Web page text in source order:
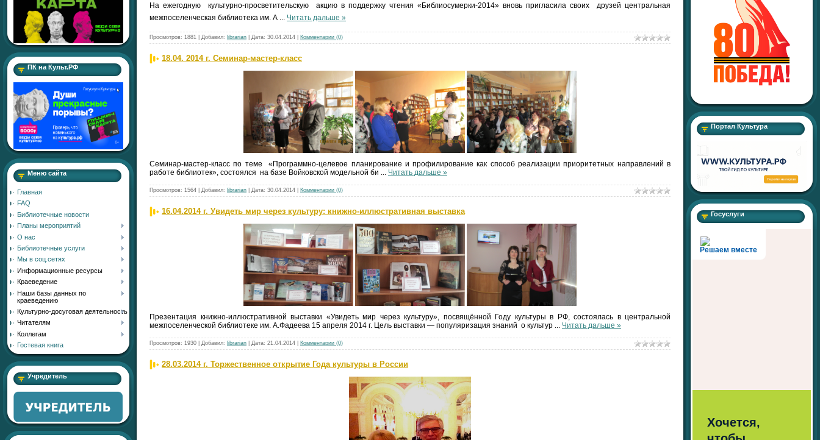
ПК на Культ.РФ
Меню сайта
Главная
FAQ
Библиотечные новости
Планы мероприятий
О нас
Библиотечные услуги
Мы в соц.сетях
Информационные ресурсы
Краеведение
Наши базы данных по
краеведению
Культурно-досуговая деятельность
Читателям
Коллегам
Гостевая книга
Учредитель
На ежегодную культурно-просветительскую акцию в поддержку чтения «Библиосумерки-2014» вновь пригласила своих друзей центральная
межпоселенческая библиотека им. А ... Читать дальше »
Просмотров: 1881 Добавил: librarian Дата: 30.04.2014 Комментарии (0)
18.04. 2014 г. Семинар-мастер-класс
Семинар-мастер-класс по теме «Программно-целевое планирование и профилирование как способ реализации приоритетных направлений в
работе библиотек», состоялся на базе Войковской модельной би ... Читать дальше »
Просмотров: 1564 Добавил: librarian Дата: 30.04.2014 Комментарии (0)
16.04.2014 г. Увидеть мир через культуру: книжно-иллюстративная выставка
Презентация книжно-иллюстративной выставки «Увидеть мир через культуру», посвящённой Году культуры в РФ, состоялась в центральной
межпоселенческой библиотеке им. А.Фадеева 15 апреля 2014 г. Цель выставки — популяризация знаний о культур ... Читать дальше »
Просмотров: 1930 Добавил: librarian Дата: 21.04.2014 Комментарии (0)
28.03.2014 г. Торжественное открытие Года культуры в России
Портал Культура
Госуслуги
Решаем вместе
Хочется,